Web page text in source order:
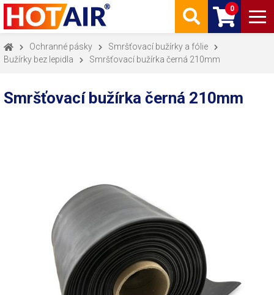
0
Ochranné pásky
Smršťovací bužírky a fólie
Bužírky bez lepidla
Smršťovací bužírka černá 210mm
Smršťovací bužírka černá 210mm